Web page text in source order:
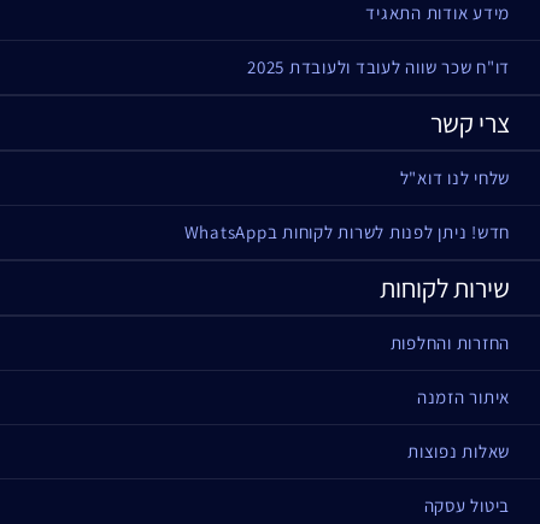
מידע אודות התאגיד
דו"ח שכר שווה לעובד ולעובדת 2025
צרי קשר
שלחי לנו דוא"ל
חדש! ניתן לפנות לשרות לקוחות בWhatsApp
שירות לקוחות
החזרות והחלפות
איתור הזמנה
שאלות נפוצות
ביטול עסקה